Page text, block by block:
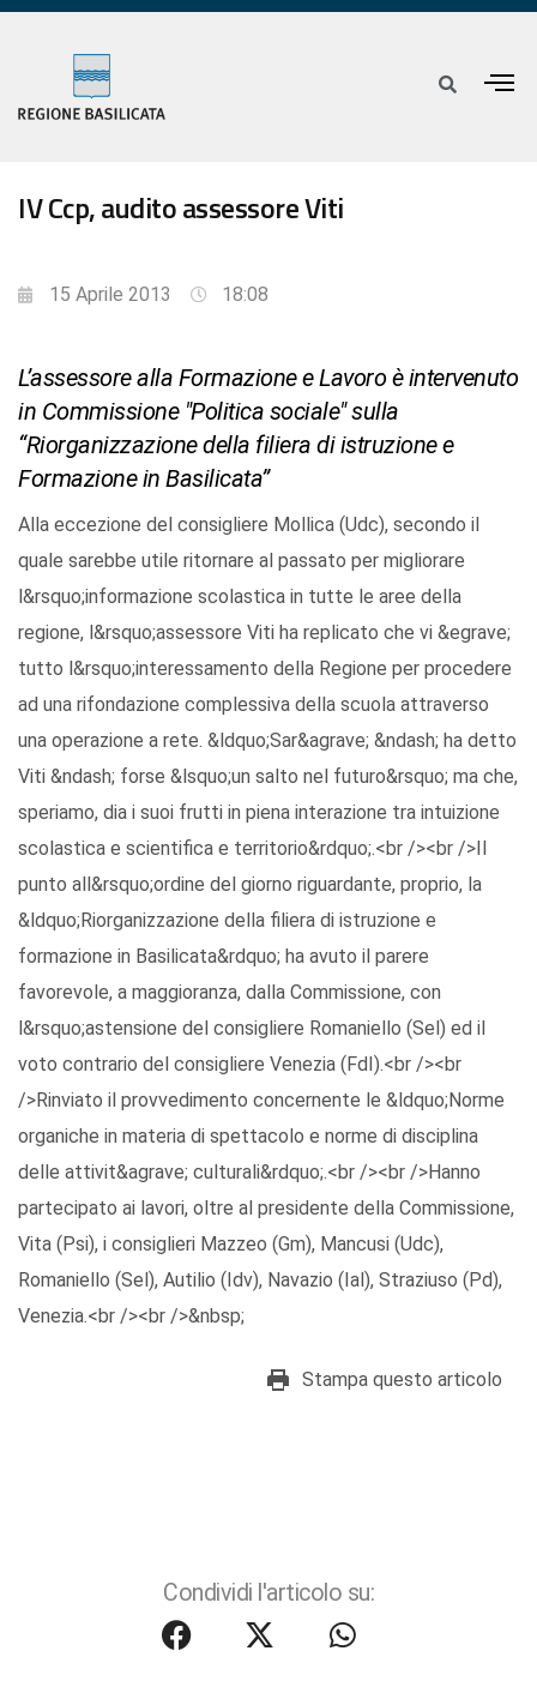
IV Ccp, audito assessore Viti
15 Aprile 2013 18:08
L’assessore alla Formazione e Lavoro è intervenuto
in Commissione "Politica sociale" sulla
“Riorganizzazione della filiera di istruzione e
Formazione in Basilicata”
Alla eccezione del consigliere Mollica (Udc), secondo il
quale sarebbe utile ritornare al passato per migliorare
l&rsquo;informazione scolastica in tutte le aree della
regione, l&rsquo;assessore Viti ha replicato che vi &egrave;
tutto l&rsquo;interessamento della Regione per procedere
ad una rifondazione complessiva della scuola attraverso
una operazione a rete. &ldquo;Sar&agrave; &ndash; ha detto
Viti &ndash; forse &lsquo;un salto nel futuro&rsquo; ma che,
speriamo, dia i suoi frutti in piena interazione tra intuizione
scolastica e scientifica e territorio&rdquo;.<br /><br />Il
punto all&rsquo;ordine del giorno riguardante, proprio, la
&ldquo;Riorganizzazione della filiera di istruzione e
formazione in Basilicata&rdquo; ha avuto il parere
favorevole, a maggioranza, dalla Commissione, con
l&rsquo;astensione del consigliere Romaniello (Sel) ed il
voto contrario del consigliere Venezia (FdI).<br /><br
/>Rinviato il provvedimento concernente le &ldquo;Norme
organiche in materia di spettacolo e norme di disciplina
delle attivit&agrave; culturali&rdquo;.<br /><br />Hanno
partecipato ai lavori, oltre al presidente della Commissione,
Vita (Psi), i consiglieri Mazzeo (Gm), Mancusi (Udc),
Romaniello (Sel), Autilio (Idv), Navazio (Ial), Straziuso (Pd),
Venezia.<br /><br />&nbsp;
Stampa questo articolo
Condividi l'articolo su: